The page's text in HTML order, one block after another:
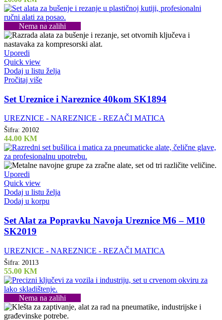
Nema na zalihi
Uporedi
Quick view
Dodaj u listu želja
Pročitaj više
Set Ureznice i Nareznice 40kom SK1894
UREZNICE - NAREZNICE - REZAČI MATICA
Šifra: 20102
44.00 KM
Uporedi
Quick view
Dodaj u listu želja
Dodaj u korpu
Set Alat za Popravku Navoja Ureznice M6 – M10
SK2019
UREZNICE - NAREZNICE - REZAČI MATICA
Šifra: 20113
55.00 KM
Nema na zalihi